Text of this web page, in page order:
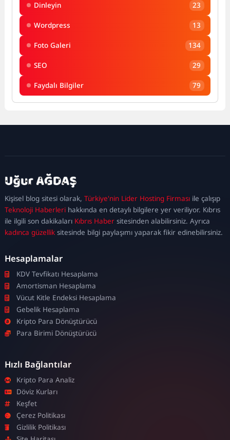
Dinleyin 23
Wordpress 13
Foto Galeri 134
SEO 29
Faydalı Bilgiler 79
Kişisel blog sitesi olarak,Türkiye'nin Lider Hosting Firması ile çalışıp
Teknoloji Haberleri hakkında en detaylı bilgilere yer veriliyor. Kıbrıs
ile ilgili son dakikaları Kıbrıs Haber sitesinden alabilirsiniz. Ayrıca
kadınca güzellik sitesinde bilgi paylaşımı yaparak fikir edinebilirsiniz.
kadıköy
escortmaltepe
escortataşehir
escortümraniye
escort
Hesaplamalar
KDV Tevfikatı Hesaplama
Amortisman Hesaplama
Vücut Kitle Endeksi Hesaplama
Gebelik Hesaplama
Kripto Para Dönüştürücü
Para Birimi Dönüştürücü
Hızlı Bağlantılar
Kripto Para Analiz
Döviz Kurları
Keşfet
Çerez Politikası
Gizlilik Politikası